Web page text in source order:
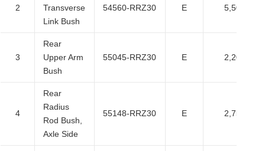
2
Transverse
Link Bush
54560-RRZ30 E 5,500
3
Rear
Upper Arm
Bush
55045-RRZ30 E 2,200
4
Rear
Radius
Rod Bush,
Axle Side
55148-RRZ30 E 2,750